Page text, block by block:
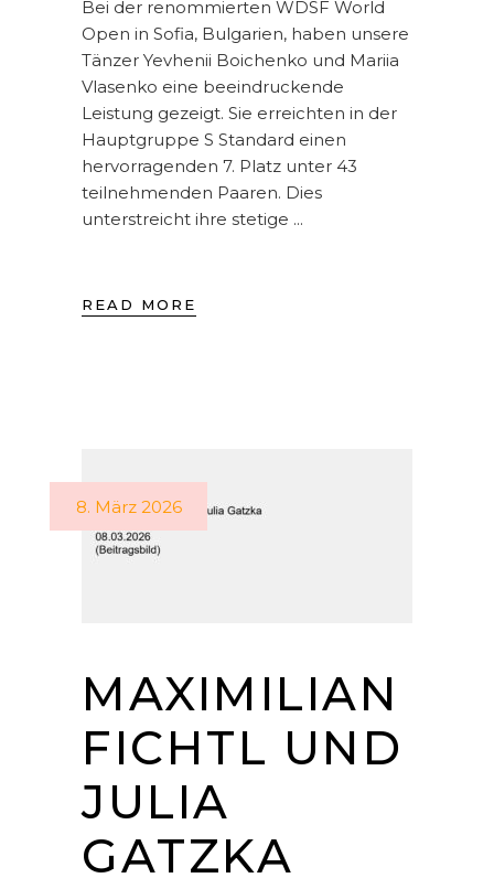
Bei der renommierten WDSF World
Open in Sofia, Bulgarien, haben unsere
Tänzer Yevhenii Boichenko und Mariia
Vlasenko eine beeindruckende
Leistung gezeigt. Sie erreichten in der
Hauptgruppe S Standard einen
hervorragenden 7. Platz unter 43
teilnehmenden Paaren. Dies
unterstreicht ihre stetige
READ MORE
8. März 2026
MAXIMILIAN
FICHTL UND
JULIA
GATZKA